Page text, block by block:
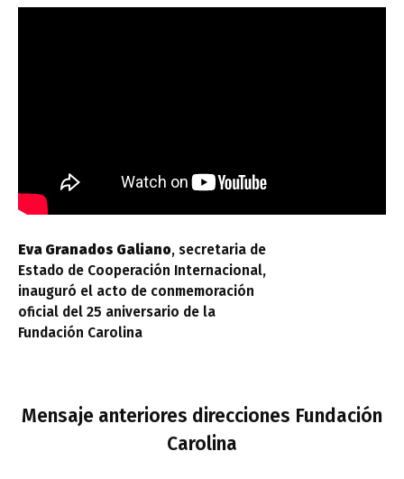
Eva Granados Galiano, secretaria de
Estado de Cooperación Internacional,
inauguró el acto de conmemoración
oficial del 25 aniversario de la
Fundación Carolina
Mensaje anteriores direcciones Fundación
Carolina